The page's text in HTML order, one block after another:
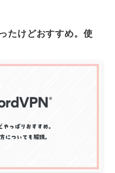
たけどおすすめ。使